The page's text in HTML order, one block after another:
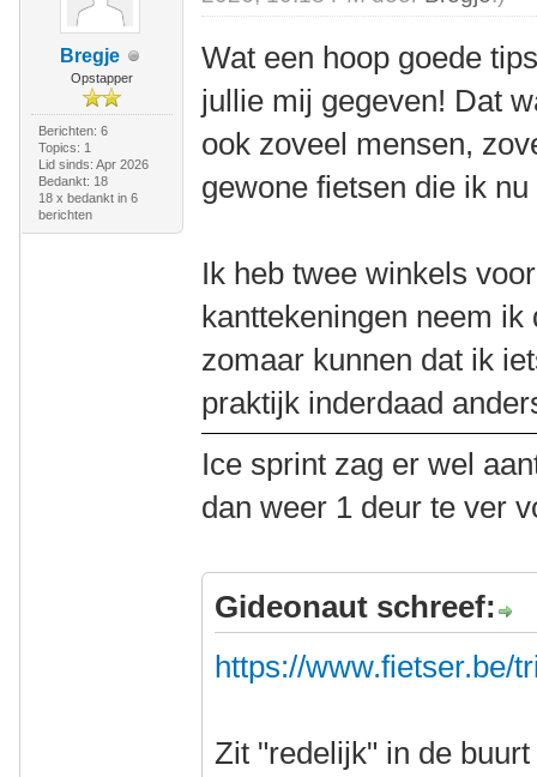
Bregje
Opstapper
Berichten: 6
Topics: 1
Lid sinds: Apr 2026
Bedankt: 18
18 x bedankt in 6
berichten
Wat een hoop goede
jullie mij gegeven! Dat
ook zoveel mensen,
gewone fietsen die ik
Ik heb twee winkels
kanttekeningen neem
zomaar kunnen dat ik
praktijk inderdaad
Ice sprint zag er wel
dan weer 1 deur te ver
Gideonaut schreef:
https://www.fietser.be/
Zit "redelijk" in de